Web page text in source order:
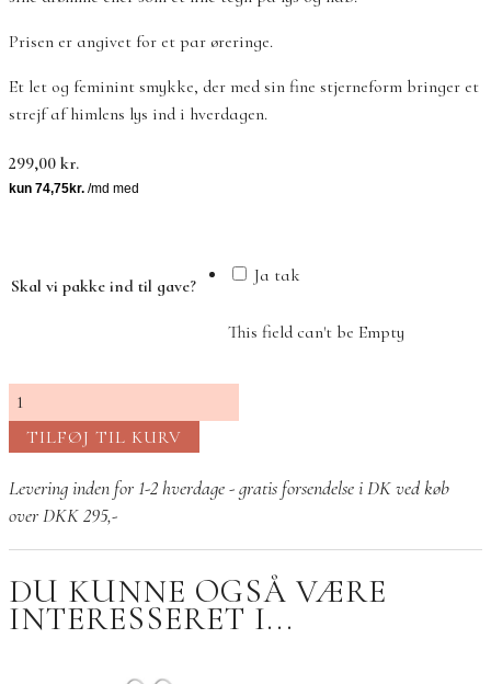
Prisen er angivet for et par øreringe.
Et let og feminint smykke, der med sin fine stjerneform bringer et
strejf af himlens lys ind i hverdagen.
299,00 kr.
Skal vi pakke ind til gave? Ja tak
This field can't be Empty
Petite
stjerne
øreringe
i
TILFØJ TIL KURV
Levering inden for 1-2 hverdage - gratis forsendelse i DK ved køb
over DKK 295,-
DU KUNNE OGSÅ VÆRE
INTERESSERET I...